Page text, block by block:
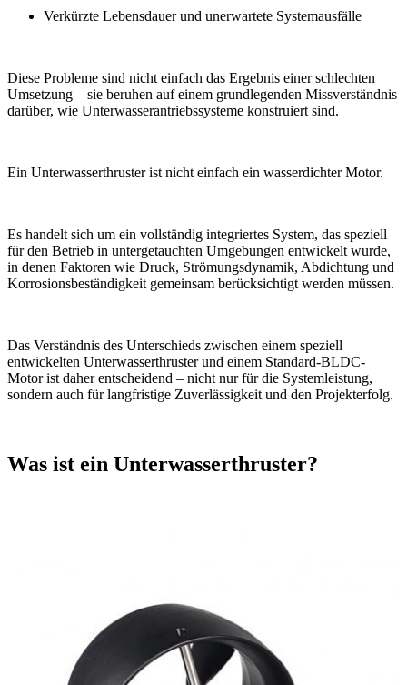
Verkürzte Lebensdauer und unerwartete Systemausfälle
Diese Probleme sind nicht einfach das Ergebnis einer schlechten
Umsetzung – sie beruhen auf einem grundlegenden Missverständnis
darüber, wie Unterwasserantriebssysteme konstruiert sind.
Ein Unterwasserthruster ist nicht einfach ein wasserdichter Motor.
Es handelt sich um ein vollständig integriertes System, das speziell
für den Betrieb in untergetauchten Umgebungen entwickelt wurde,
in denen Faktoren wie Druck, Strömungsdynamik, Abdichtung und
Korrosionsbeständigkeit gemeinsam berücksichtigt werden müssen.
Das Verständnis des Unterschieds zwischen einem speziell
entwickelten Unterwasserthruster und einem Standard-BLDC-
Motor ist daher entscheidend – nicht nur für die Systemleistung,
sondern auch für langfristige Zuverlässigkeit und den Projekterfolg.
Was ist ein Unterwasserthruster?